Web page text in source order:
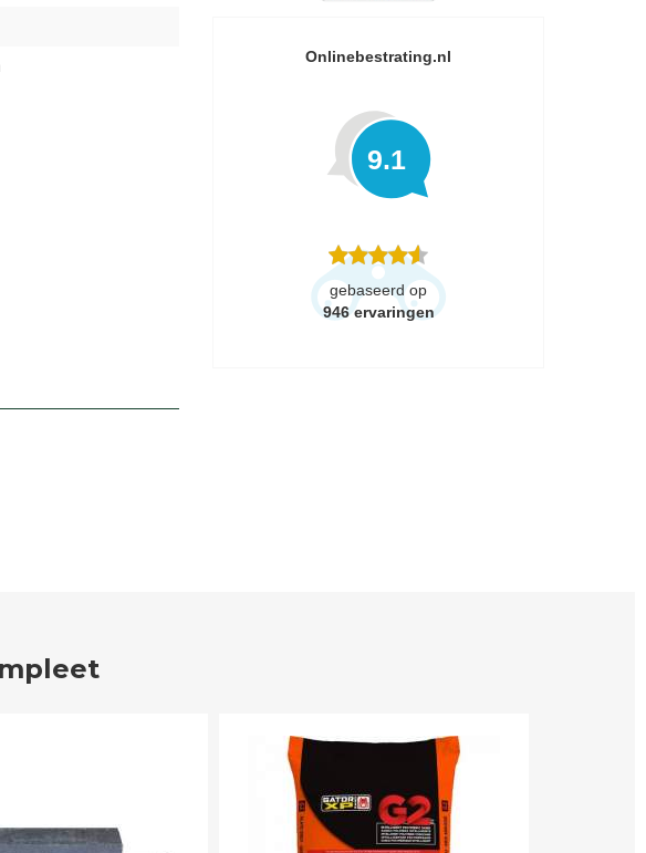
Onlinebestrating.nl
9.1
gebaseerd op
946 ervaringen